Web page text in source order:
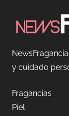
y cuidado
Fragancias
Piel